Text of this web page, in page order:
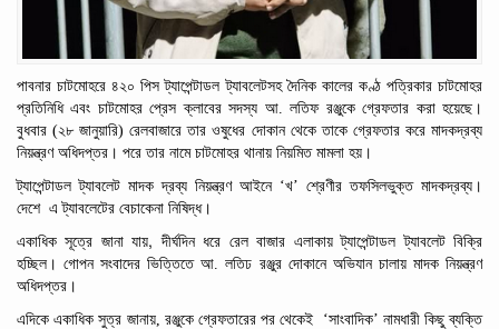
পাবনার চাটমোহরে ৪২০ পিস ট্যাপেন্টাডল ট্যাবলেটসহ দৈনিক কালের কণ্ঠ পত্রিকার চাটমোহর
প্রতিনিধি এবং চাটমোহর প্রেস ক্লাবের সদস্য আ. লতিফ রঞ্জুকে গ্রেফতার করা হয়েছে।
বুধবার (২৮ জানুয়ারি) রেলবাজারে তার ওষুধের দোকান থেকে তাকে গ্রেফতার করে মাদকদ্রব্য
নিয়ন্ত্রণ অধিদপ্তর। পরে তার নামে চাটমোহর থানায় নিয়মিত মামলা হয়।
ট্যাপেন্টাডল ট্যাবলেট মাদক দ্রব্য নিয়ন্ত্রণ আইনে ‘খ’ শ্রেণীর তফসিলভুক্ত মাদকদ্রব্য।
দেশে এ ট্যাবলেটের বেচাকেনা নিষিদ্ধ।
একাধিক সূত্রে জানা যায়,দীর্ঘদিন ধরে রেল বাজার এলাকায় ট্যাপেন্টাডল ট্যাবলেট বিক্রি
হচ্ছিল। গোপন সংবাদের ভিত্তিতে আ. লতিঢ রঞ্জুর দোকানে অভিযান চালায় মাদক নিয়ন্ত্রণ
অধিদপ্তর।
এদিকে একাধিক সুত্র জানায়, রঞ্জুকে গ্রেফতারের পর থেকেই
‘সাংবাদিক’ নামধারী কিছু ব্যক্তি